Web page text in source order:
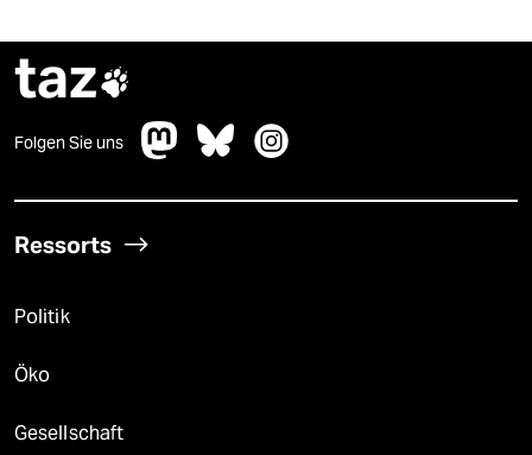
taz
Folgen Sie uns
Ressorts
Politik
Öko
Gesellschaft